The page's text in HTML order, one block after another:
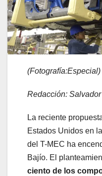
(Fotografía:Especial)
Redacción:
La reciente
Estados Unidos en
del T-MEC ha
Bajío. El
ciento de los